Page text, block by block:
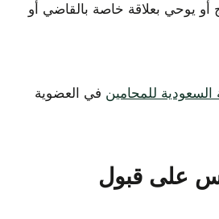
أو يوحي بعلاقة خاصة بالقاضي أو
السعودية للمحامين في العضوية
على قبول